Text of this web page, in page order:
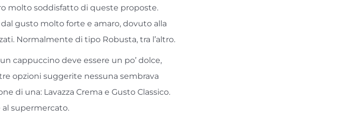
molto soddisfatto di queste proposte.
gusto molto forte e amaro, dovuto alla
Normalmente di tipo Robusta, tra l’altro.
cappuccino deve essere un po’ dolce,
opzioni suggerite nessuna sembrava
di una: Lavazza Crema e Gusto Classico.
supermercato.